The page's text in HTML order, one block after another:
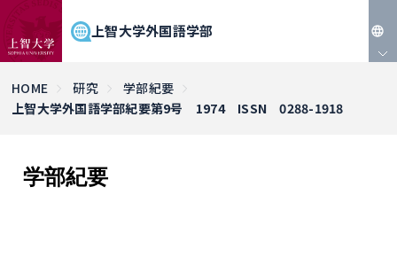
上智大学外国語学部
HOME 研究
学部紀要
上智大学外国語学部紀要第9号 1974 ISSN 0288-1918
学部紀要